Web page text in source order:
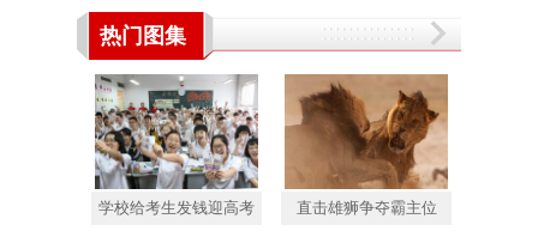
热门图集
学校给考生发钱迎高考 直击雄狮争夺霸主位